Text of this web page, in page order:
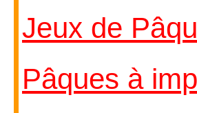
Jeux de
Pâques à